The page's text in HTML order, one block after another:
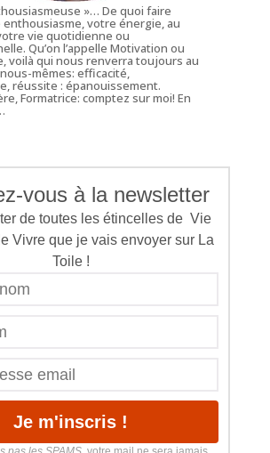
»… De quoi faire
votre énergie, au
vie quotidienne ou
Qu’on l’appelle Motivation ou
voilà qui nous renverra toujours au
mêmes: efficacité,
réussite : épanouissement.
Formatrice: comptez sur moi!En
vous à la newsletter
de toutes les étincelles de Vie
Vivre que je vais envoyer sur La
Toile !